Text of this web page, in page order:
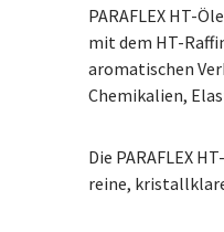
PARAFLEX HT-
mit dem HT-
aromatischen
Chemikalien,
Die PARAFLEX
reine,